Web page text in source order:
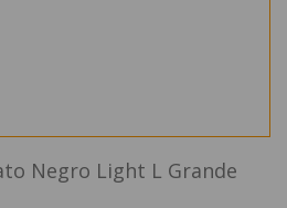
Negro Light L Grande